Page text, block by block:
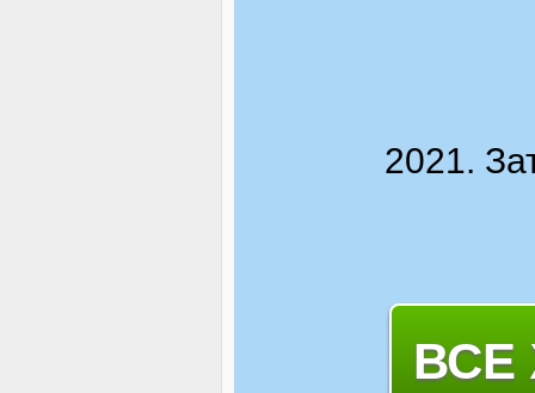
2021.
ВСЕ